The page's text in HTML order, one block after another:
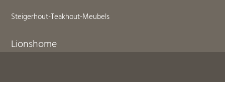
Steigerhout-Teakhout-Meubels
Lionshome